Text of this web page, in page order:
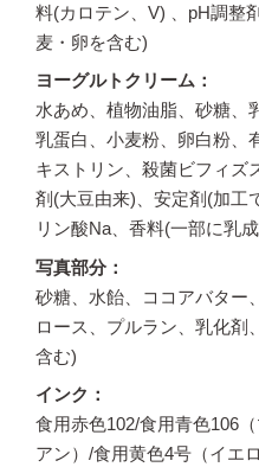
料(カロテン、V) 、pH調整
麦・卵を含む)
ヨーグルトクリーム
水あめ、植物油脂、砂糖、
乳蛋白、小麦粉、卵白粉、
キストリン、殺菌ビフィズ
剤(大豆由来)、安定剤(加工
リン酸Na、香料(一部に乳
写真部分
砂糖、水飴、ココアバター
ロース、プルラン、乳化剤
含む)
インク
食用赤色102/食用青色106
アン）/食用黄色4号（イエ